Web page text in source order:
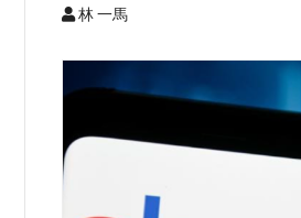
林 一馬